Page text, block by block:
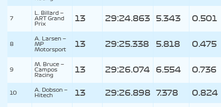
7
L. Billard —
ART Grand
Prix
13 29:24.863 5.343 0.501
8
A. Larsen —
MP
Motorsport
13 29:25.338 5.818 0.475
9
M. Bruce —
Campos
Racing
13 29:26.074 6.554 0.736
10
A. Dobson —
Hitech
13 29:26.898 7.378 0.824